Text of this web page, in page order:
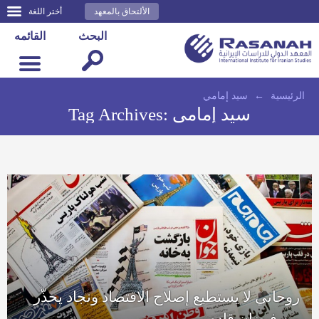
أختر اللغة الألتحاق بالمعهد
القائمه البحث
الرئيسية ← سيد إمامي
Tag Archives: سيد إمامي
روحاني لا يستطيع إصلاح الاقتصاد ونجاد يحذّر